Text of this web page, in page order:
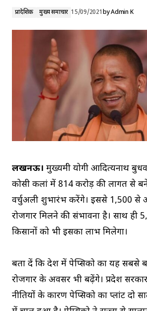
प्रादेशिक मुख्य समाचार 15/09/2021byAdmin K
लखनऊ। मुख्यमंत्री योगी आदित्यनाथ
कोसी कलां में 814 करोड़ की लागत से बने
वर्चुअली शुभारंभ करेंगे। इससे 1,500 से
रोजगार मिलने की संभावना है। साथ ही
किसानों को भी इसका लाभ मिलेगा।
बता दें कि देश में पेप्सिको का यह सबसे
रोजगार के अवसर भी बढ़ेंगे। प्रदेश
नीतियों के कारण पेप्सिको का प्लांट दो